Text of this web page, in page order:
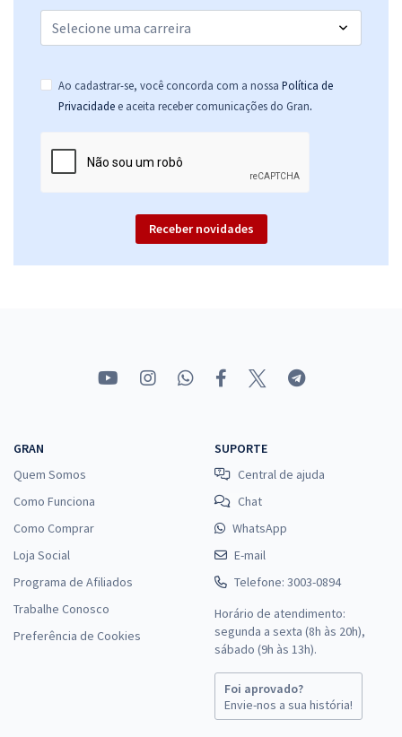
TRT 4ª Região - Tribunal Regional do Trabalho da 4ª Região/RS -
Conhecimentos Gerais para o Cargo de Analista Judiciário - Área
23,32
Comprar
Comprar
Ao cadastrar-se, você concorda com a nossa Política de
Privacidade e aceita receber comunicações do Gran.
Receber novidades
GRAN
Quem Somos
Como Funciona
Como Comprar
Loja Social
Programa de Afiliados
Trabalhe Conosco
Preferência de Cookies
SUPORTE
Central de ajuda
Chat
WhatsApp
E-mail
Telefone: 3003-0894
Horário de atendimento:
segunda a sexta (8h às 20h),
sábado (9h às 13h).
Foi aprovado?
Envie-nos a sua história!